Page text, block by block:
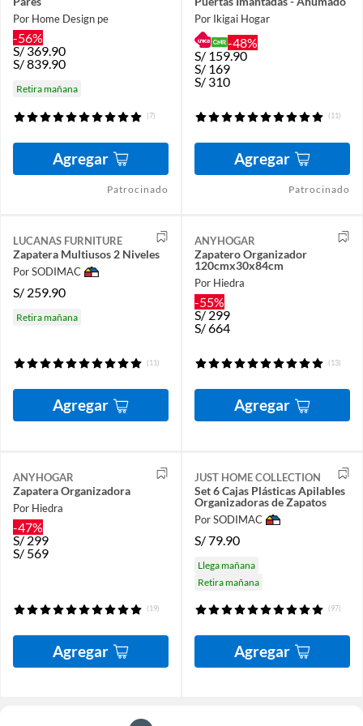
Por Home Design pe
-56%
S/369.90
S/839.90
Retira mañana
(7)
Agregar
Patrocinado
Por Ikigai Hogar
-48%
S/ 159.90
S/ 169
S/ 310
(11)
Agregar
Patrocinado
LUCANAS FURNITURE
Zapatera Multiusos 2 Niveles
Por SODIMAC
S/ 259.90
Retira mañana
(11)
Agregar
ANYHOGAR
Zapatero Organizador
120cmx30x84cm
Por Hiedra
-55%
S/299
S/664
(13)
Agregar
ANYHOGAR
Zapatera Organizadora
Por Hiedra
-47%
S/ 299
S/ 569
(19)
Agregar
JUST HOME COLLECTION
Set 6 Cajas Plásticas Apilables
Organizadoras de Zapatos
Por SODIMAC
S/79.90
Llega mañana
Retira mañana
(97)
Agregar